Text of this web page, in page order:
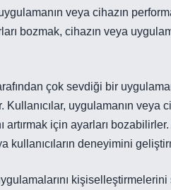
veya cihazın
bozmak, cihazın veya
çok sevdiği bir
uygulamanın veya
için ayarları
kullanıcıların deneyimini